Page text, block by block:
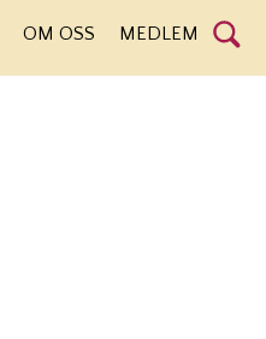
OM OSS MEDLEM